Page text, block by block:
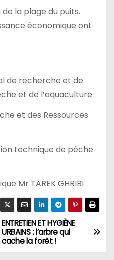
la plage du puits.
économique ont
de recherche et de
et de l’aquaculture
et des Ressources
technique de pêche
Mr TAREK GHRIBI
ENTRETIEN ET HYGIÈNE
URBAINS : l’arbre qui
cache la forêt !